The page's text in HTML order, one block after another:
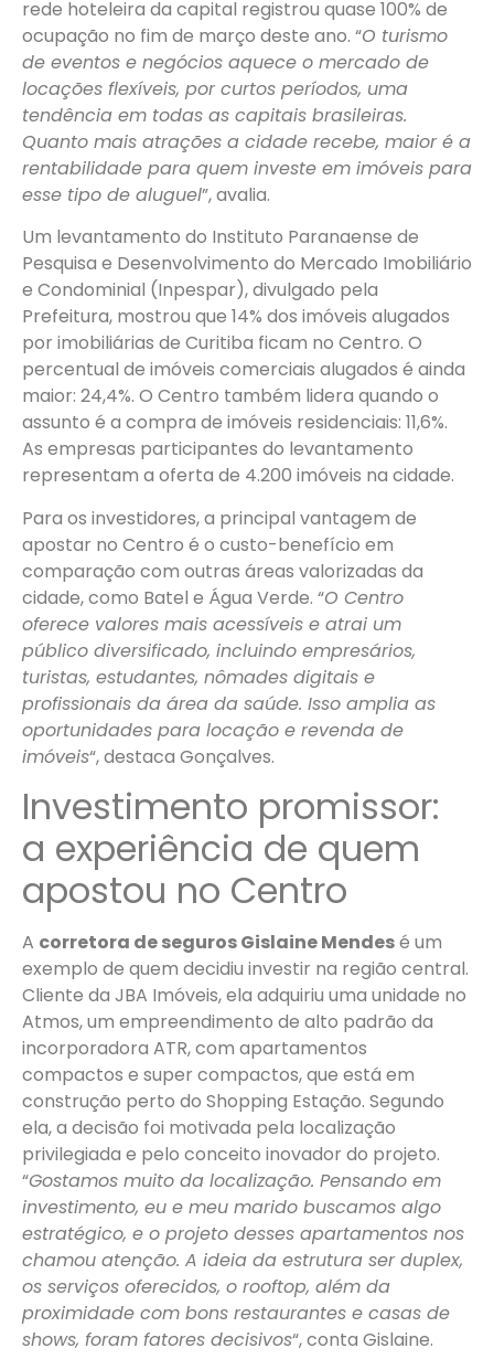
rede hoteleira da capital registrou quase 100% de
ocupação no fim de março deste ano. “O turismo
de eventos e negócios aquece o mercado de
locações flexíveis, por curtos períodos, uma
tendência em todas as capitais brasileiras.
Quanto mais atrações a cidade recebe, maior é a
rentabilidade para quem investe em imóveis para
esse tipo de aluguel”, avalia.
Um levantamento do Instituto Paranaense de
Pesquisa e Desenvolvimento do Mercado Imobiliário
e Condominial (Inpespar), divulgado pela
Prefeitura, mostrou que 14% dos imóveis alugados
por imobiliárias de Curitiba ficam no Centro. O
percentual de imóveis comerciais alugados é ainda
maior: 24,4%. O Centro também lidera quando o
assunto é a compra de imóveis residenciais: 11,6%.
As empresas participantes do levantamento
representam a oferta de 4.200 imóveis na cidade.
Para os investidores, a principal vantagem de
apostar no Centro é o custo-benefício em
comparação com outras áreas valorizadas da
cidade, como Batel e Água Verde. “O Centro
oferece valores mais acessíveis e atrai um
público diversificado, incluindo empresários,
turistas, estudantes, nômades digitais e
profissionais da área da saúde. Isso amplia as
oportunidades para locação e revenda de
imóveis“, destaca Gonçalves.
Investimento promissor:
a experiência de quem
apostou no Centro
A corretora de seguros Gislaine Mendesé um
exemplo de quem decidiu investir na região central.
Cliente da JBA Imóveis, ela adquiriu uma unidade no
Atmos, um empreendimento de alto padrão da
incorporadora ATR, com apartamentos
compactos e super compactos, que está em
construção perto do Shopping Estação. Segundo
ela, a decisão foi motivada pela localização
privilegiada e pelo conceito inovador do projeto.
“Gostamos muito da localização. Pensando em
investimento, eu e meu marido buscamos algo
estratégico, e o projeto desses apartamentos nos
chamou atenção. A ideia da estrutura ser duplex,
os serviços oferecidos, o rooftop, além da
proximidade com bons restaurantes e casas de
shows, foram fatores decisivos“, conta Gislaine.